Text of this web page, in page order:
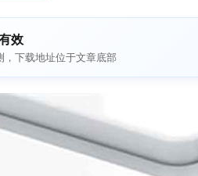
效
，下载地址位于文章底部